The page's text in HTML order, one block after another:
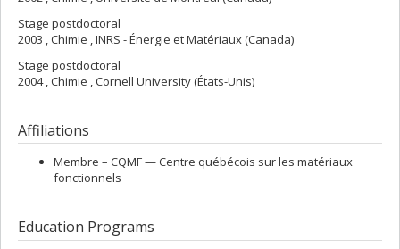
Stage postdoctoral
2003 , Chimie , INRS - Énergie et Matériaux (Canada)
Stage postdoctoral
2004 , Chimie , Cornell University (États-Unis)
Affiliations
Membre – CQMF — Centre québécois sur les matériaux
fonctionnels
Education Programs